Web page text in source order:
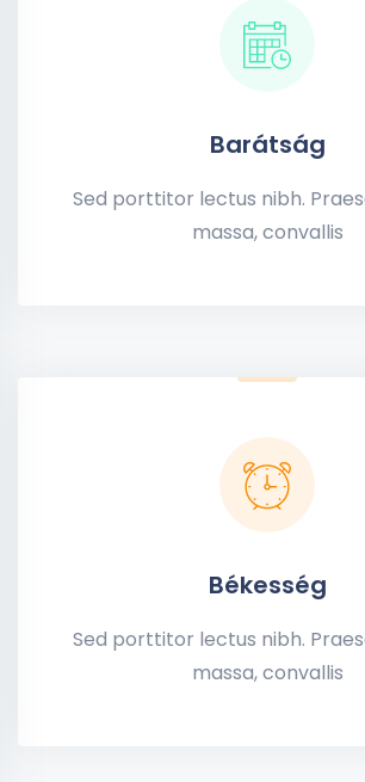
Barátság
Sed porttitor lectus nibh.
massa, convallis
Békesség
Sed porttitor lectus nibh.
massa, convallis